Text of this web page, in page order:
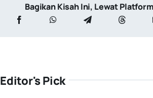
Bagikan Kisah Ini, Lewat
Editor's Pick